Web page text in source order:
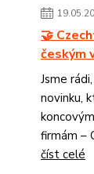
🤝
českým
Jsme
novinku,
firmám –
číst celé